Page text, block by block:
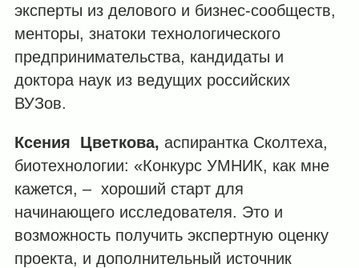
эксперты из делового и бизнес-сообществ,
менторы, знатоки технологического
предпринимательства, кандидаты и
доктора наук из ведущих российских
ВУЗов.
Ксения Цветкова, аспирантка Сколтеха,
биотехнологии: «Конкурс УМНИК, как мне
кажется, – хороший старт для
начинающего исследователя. Это и
возможность получить экспертную оценку
проекта, и дополнительный источник